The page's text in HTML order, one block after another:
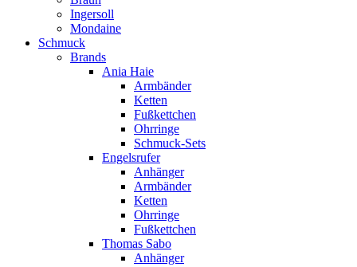
Ingersoll
Mondaine
Schmuck
Brands
Ania Haie
Armbänder
Ketten
Fußkettchen
Ohrringe
Schmuck-Sets
Engelsrufer
Anhänger
Armbänder
Ketten
Ohrringe
Fußkettchen
Thomas Sabo
Anhänger